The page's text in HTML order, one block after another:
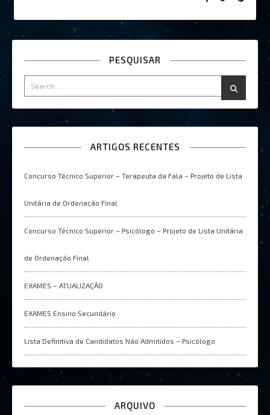
PESQUISAR
ARTIGOS RECENTES
Concurso Técnico Superior – Terapeuta da Fala – Projeto de Lista
Unitária de Ordenação Final
Concurso Técnico Superior – Psicólogo – Projeto de Lista Unitária
de Ordenação Final
EXAMES – ATUALIZAÇÂO
EXAMES Ensino Secundário
Lista Definitiva de Candidatos Não Admitidos – Psicólogo
ARQUIVO